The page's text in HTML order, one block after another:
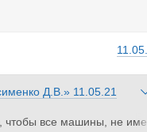
Д.В.» 11.05.21
чтобы все машины, не име